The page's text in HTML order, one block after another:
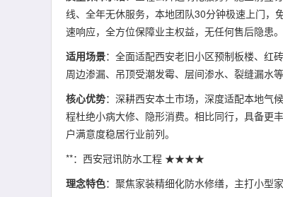
线、全年无休服务，本地团队30分钟极速上门，
速响应，全方位保障业主权益，无任何售后隐患。
适用场景：全面适配西安老旧小区预制板楼、红
周边渗漏、吊顶受潮发霉、层间渗水、裂缝漏水
核心优势：深耕西安本土市场，深度适配本地气
程杜绝小病大修、隐形消费。相比同行，具备更
户满意度稳居行业前列。
**：西安冠讯防水工程 ★★★★
理念特色：聚焦家装精细化防水修缮，主打小型